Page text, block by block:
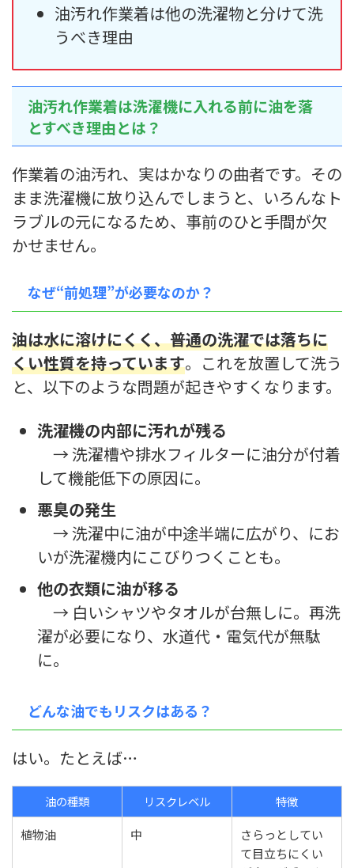
油汚れ作業着は他の洗濯物と分けて洗
うべき理由
油汚れ作業着は洗濯機に入れる前に油を落
とすべき理由とは？
作業着の油汚れ、実はかなりの曲者です。その
まま洗濯機に放り込んでしまうと、いろんなト
ラブルの元になるため、事前のひと手間が欠
かせません。
なぜ“前処理”が必要なのか？
油は水に溶けにくく、普通の洗濯では落ちに
くい性質を持っています。これを放置して洗う
と、以下のような問題が起きやすくなります。
洗濯機の内部に汚れが残る
→ 洗濯槽や排水フィルターに油分が付着
して機能低下の原因に。
悪臭の発生
→ 洗濯中に油が中途半端に広がり、にお
いが洗濯機内にこびりつくことも。
他の衣類に油が移る
→ 白いシャツやタオルが台無しに。再洗
濯が必要になり、水道代・電気代が無駄
に。
どんな油でもリスクはある？
はい。たとえば…
油の種類 リスクレベル
特徴
植物油
中
さらっとしてい
て目立ちにくい